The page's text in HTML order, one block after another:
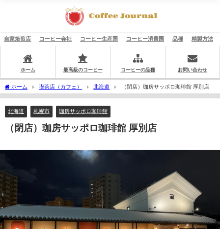
自家焙煎店 コーヒー会社 コーヒー生産国 コーヒー消費国 品種 精製方法
ホーム 最高級のコーヒー コーヒーの品種 お問い合わせ
ホーム 喫茶店（カフェ） 北海道 （閉店）珈房サッポロ珈琲館 厚別店
北海道 札幌市 珈房サッポロ珈琲館
（閉店）珈房サッポロ珈琲館 厚別店